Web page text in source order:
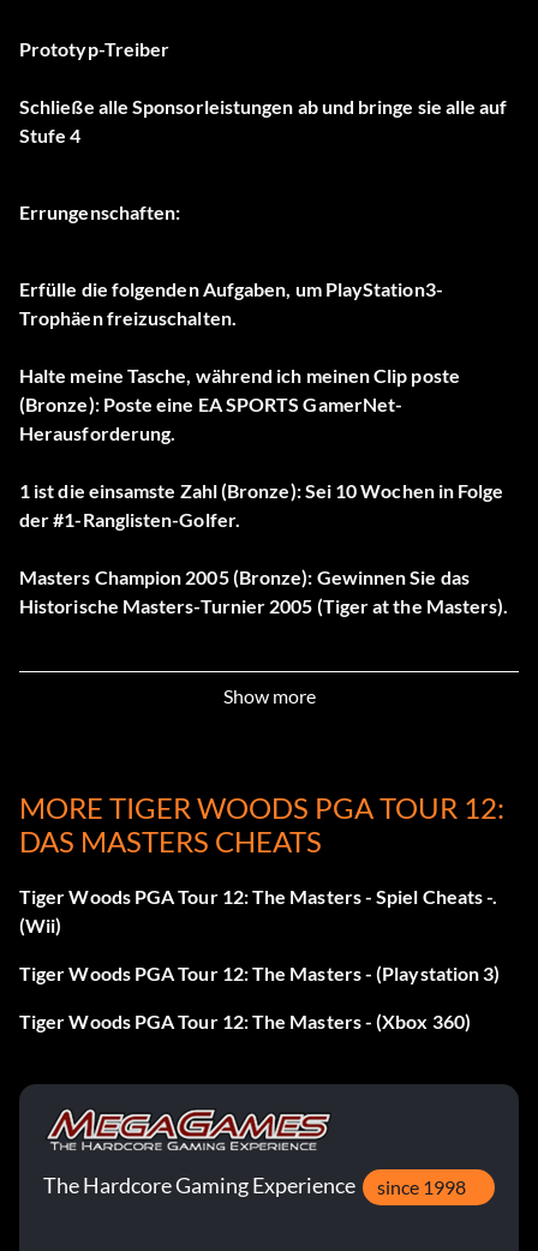
Prototyp-Treiber
Schließe alle Sponsorleistungen ab und bringe sie alle auf
Stufe 4
Errungenschaften:
Erfülle die folgenden Aufgaben, um PlayStation3-
Trophäen freizuschalten.
Halte meine Tasche, während ich meinen Clip poste
(Bronze): Poste eine EA SPORTS GamerNet-
Herausforderung.
1 ist die einsamste Zahl (Bronze): Sei 10 Wochen in Folge
der #1-Ranglisten-Golfer.
Masters Champion 2005 (Bronze): Gewinnen Sie das
Historische Masters-Turnier 2005 (Tiger at the Masters).
Callaway Golf Level 4 Sponsoring ausgestattet.
1 Yard vom Flaggenstock.
30ft-Putt, ohne die Grünanzeige zu erhöhen.
Challenge-Event im Modus "Road to the Masters".
Die Geschichte gehört dir (Bronze): Nimm an einem
Sponsorship is Calling (Bronze): Spielen Sie in einem
Major mit Cleveland Golf Level 4 Sponsorship
ausgestattet.
Show more
MORE TIGER WOODS PGA TOUR 12:
DAS MASTERS CHEATS
Tiger Woods PGA Tour 12: The Masters - Spiel Cheats -.
(Wii)
Tiger Woods PGA Tour 12: The Masters - (Playstation 3)
Tiger Woods PGA Tour 12: The Masters - (Xbox 360)
The Hardcore Gaming Experience since 1998